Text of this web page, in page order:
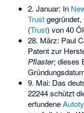
2. Januar: In
Trustgegründet,
(Trust) von 40
28. März: Paul
Patent zur
Pflaster; dieses
9. Mai: Das
22244 schützt
erfundene